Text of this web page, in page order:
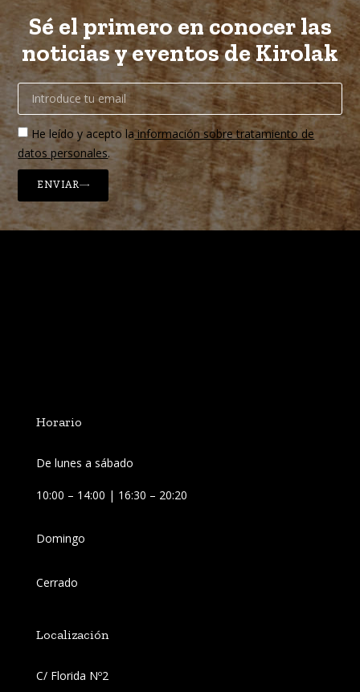
Sé el primero en conocer las
noticias y eventos de Kirolak
He leído y acepto lainformación sobre tratamiento de
datos personales.
ENVIAR
Horario
De lunes a sábado
10:00 – 14:00 | 16:30 – 20:20
Domingo
Cerrado
Localización
C/ Florida Nº2